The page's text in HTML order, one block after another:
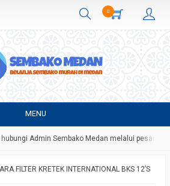
0
MENU
Admin Sembako Medan melalui pesan
FILTER KRETEK INTERNATIONAL BKS 12’S